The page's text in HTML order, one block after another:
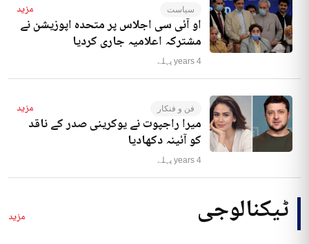
سیاست مزید
او آئی سی اجلاس پر متحدہ اپوزیشن نے
مشترکہ اعلامیہ جاری کردیا
4 years پہلے
فن و فنکار مزید
میرا راجپوت نے یوکرینی صدر کے ناقد
کو آئینہ دکھادیا
4 years پہلے
ٹیکنالوجی مزید